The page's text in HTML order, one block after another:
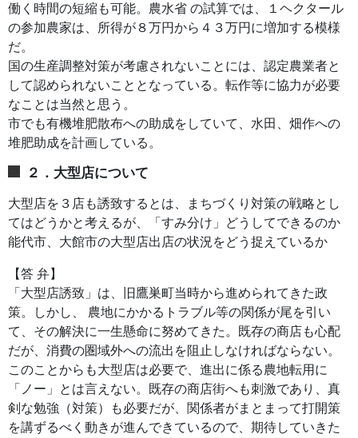
働く時間の短縮も可能。農水省 の試算では、１ヘクタール
の参加農家は、所得が８万円から４３万円に増加する模様
だ。
国の生産調整対策が考慮されないことには、認定農業者と
して認められないこととなっている。転作等に協力が必要
なことは当然と思う。
市でも有機堆肥散布への助成をしていて、水田、畑作への
堆肥助成を計画している。
２．大型店について
大型店を３店も誘致するとは、まちづくり対策の戦略とし
てはどうかと考えるが、「すみ分け」どうしてできるのか
能代市、大館市の大型店出店の状況をどう捉えているか
【答 弁】
「大型店誘致」は、旧鷹巣町当時から進められてきた政
策。しかし、 農地にかかるトラブル等の関係が尾を引い
て、その解決に一生懸命に努めてきた。既存の商店も心配
だが、消費の圏域外への流出を阻止しなければならない。
このことからも大型店は必要で、進出に係る農地転用に
「ノー」とは言えない。既存の商店街へも刺激であり、真
剣な勉強（対策）も必要だが、関係者がまとまって打開策
を講ずるべく動きが進んできているので、期待していきた